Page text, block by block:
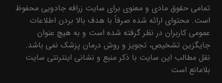
تمامی حقوق مادی و معنوی برای سایت زرافه جادویی محفوظ
است. محتوای ارائه شده صرفاً با هدف بالا بردن اطلاعات
عمومی کاربران در نظر گرفته شده است و به هیچ عنوان
جایگزین تشخیص، تجویز و روش درمان پزشک نمی باشد.
نقل مطالب این سایت با ذکر منبع و نشانی اینترنتی سایت
بلامانع است